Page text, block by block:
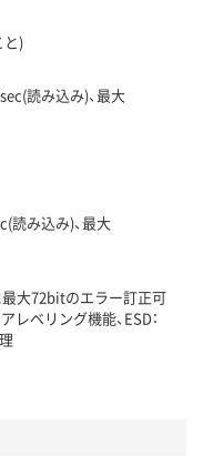
と)
読み込み)、最大
読み込み)、最大
最大72bitのエラー訂正可
レベリング機能、ESD：